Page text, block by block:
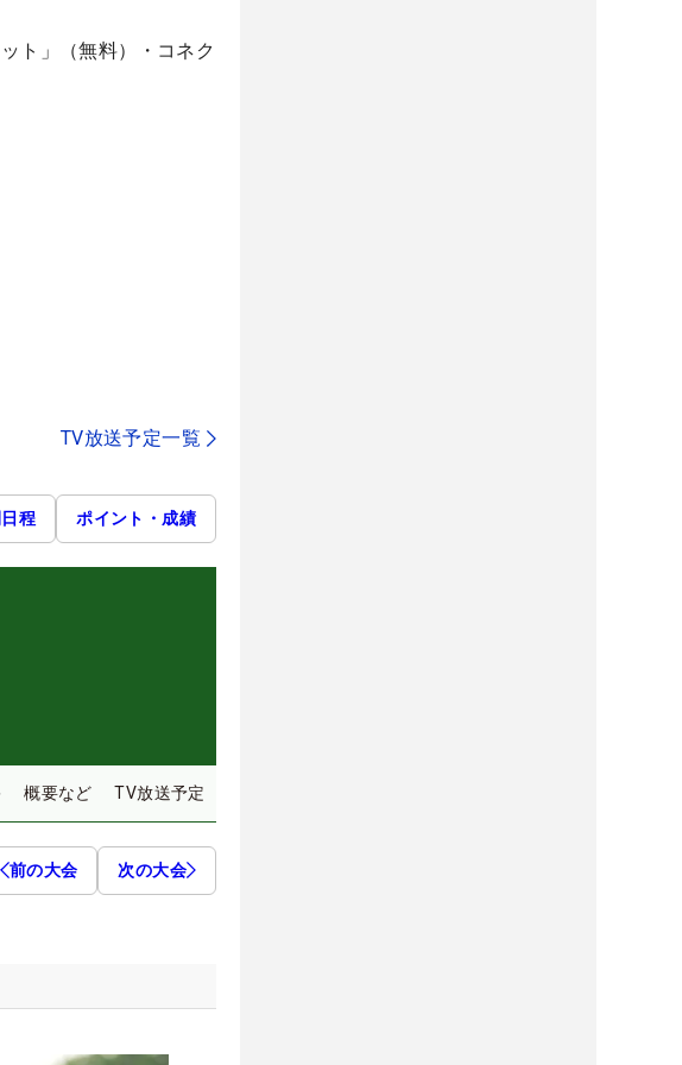
ト」（無料）・コネク
TV放送予定一覧
程 ポイント・成績
概要など TV放送予定
前の大会 次の大会